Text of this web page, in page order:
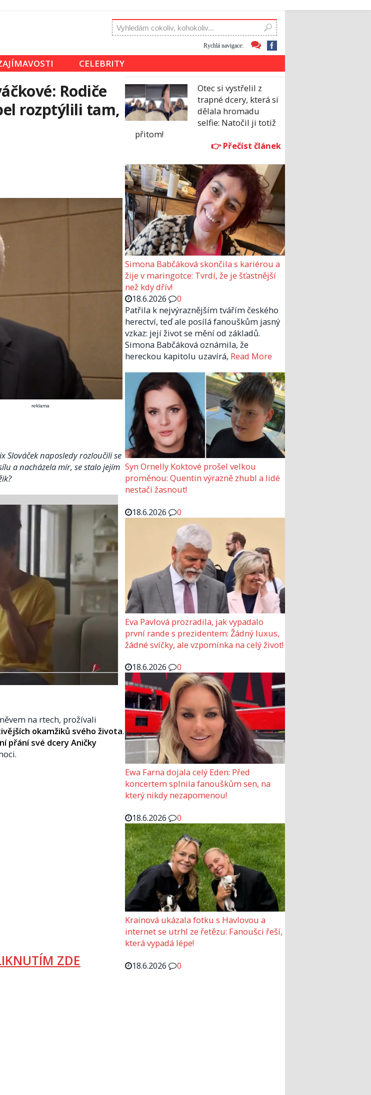
Rychlá navigace:
CELEBRITY
Rodiče
rozptýlili tam,
reklama
Slováček naposledy rozloučili se
a nacházela mír, se stalo jejím
na rtech, prožívali
okamžiků svého života.
přání své dcery Aničky
ZDE
Otec si vystřelil z
trapné dcery, která si
dělala hromadu
selfie: Natočil ji totiž
přitom!
Simona Babčáková skončila s kariérou a
žije v maringotce: Tvrdí, že je šťastnější
než kdy dřív!
18.6.2026
0
Patřila k nejvýraznějším tvářím českého
herectví, teď ale posílá fanouškům jasný
vzkaz: její život se mění od základů.
Simona Babčáková oznámila, že
hereckou kapitolu uzavírá, Read More
Syn Ornelly Koktové prošel velkou
proměnou: Quentin výrazně zhubl a lidé
nestačí žasnout!
18.6.2026
0
Eva Pavlová prozradila, jak vypadalo
první rande s prezidentem: Žádný luxus,
žádné svíčky, ale vzpomínka na celý život!
18.6.2026
0
Ewa Farna dojala celý Eden: Před
koncertem splnila fanouškům sen, na
který nikdy nezapomenou!
18.6.2026
0
Krainová ukázala fotku s Havlovou a
internet se utrhl ze řetězu: Fanoušci řeší,
která vypadá lépe!
18.6.2026
0